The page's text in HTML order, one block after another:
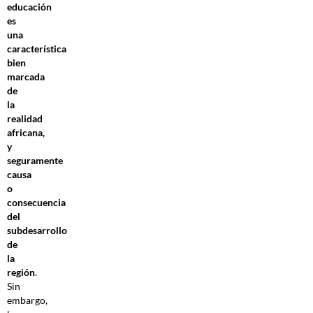
educación
es
una
característica
bien
marcada
de
la
realidad
africana,
y
seguramente
causa
o
consecuencia
del
subdesarrollo
de
la
región.
Sin
embargo,